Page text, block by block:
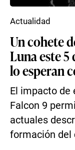
Un cohete
Luna este
lo esperan
El impacto de
Falcon 9
actuales
formación del
Actualidad